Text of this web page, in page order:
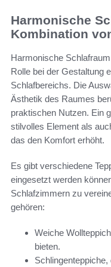
Harmonische
Kombination
Harmonische
Rolle bei der Gestaltung
Schlafbereichs. Die
Ästhetik des Raumes
praktischen Nutzen. Ein
stilvolles Element als
das den Komfort erhöht.
Es gibt verschiedene
eingesetzt werden
Schlafzimmern zu
gehören:
Weiche
bieten.